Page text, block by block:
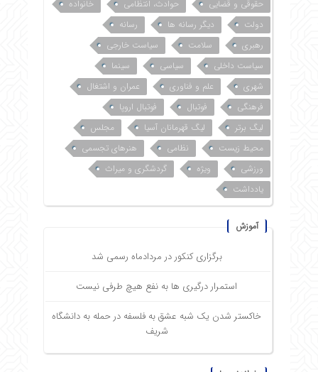
حقوقی و قضایی
حوادث، انتظامی
خانواده
دولت
دیگر رسانه ها
رسانه
رهبری
سلامت
سیاست خارجی
سیاست داخلی
سیاسی
سینما
شهری
علم و فناوری
عمران و اشتغال
فرهنگی
فوتبال
فوتبال اروپا
لیگ برتر
لیگ قهرمانان آسیا
مجلس
محیط زیست
نظامی
هنرهای تجسمی
ورزشی
ویژه
گردشگری و میراث
یادداشت
آموزش
برگزاری کنکور در مردادماه رسمی شد
استمرار درگیری ها به نفع هیچ طرفی نیست
خاکستر شدن یک شبه عشق به فلسفه در حمله به دانشگاه
شریف